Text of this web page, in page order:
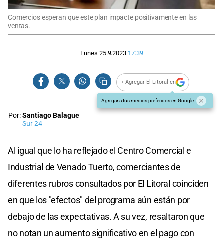
Comercios esperan que este plan impacte positivamente en las
ventas.
Lunes 25.9.2023 17:39
+ Agregar El Litoral en
Agregar a tus medios preferidos en Google
Por:Santiago Balague
Sur 24
Al igual que lo ha reflejado el Centro Comercial e
Industrial de Venado Tuerto, comerciantes de
diferentes rubros consultados por El Litoral coinciden
en que los "efectos" del programa aún están por
debajo de las expectativas. A su vez, resaltaron que
no notan un aumento significativo en el pago con